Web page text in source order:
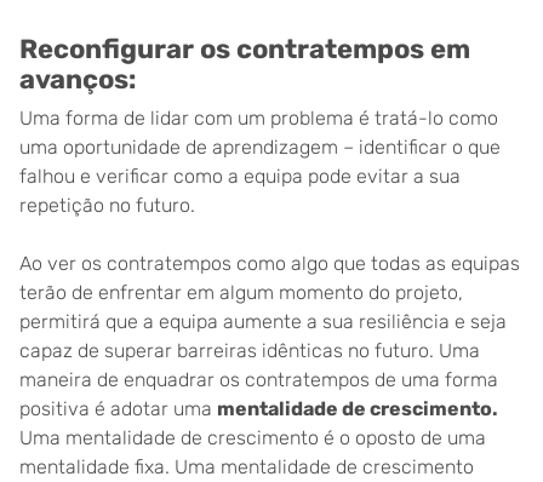
Reconfigurar os contratempos em
avanços:
Uma forma de lidar com um problema é tratá-lo como
uma oportunidade de aprendizagem – identificar o que
falhou e verificar como a equipa pode evitar a sua
repetição no futuro.
Ao ver os contratempos como algo que todas as equipas
terão de enfrentar em algum momento do projeto,
permitirá que a equipa aumente a sua resiliência e seja
capaz de superar barreiras idênticas no futuro. Uma
maneira de enquadrar os contratempos de uma forma
positiva é adotar uma mentalidade de crescimento.
Uma mentalidade de crescimento é o oposto de uma
mentalidade fixa. Uma mentalidade de crescimento